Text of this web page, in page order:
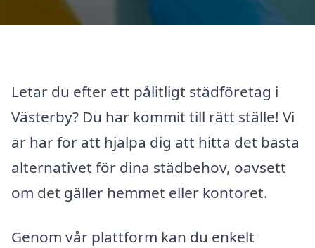
Letar du efter ett pålitligt städföretag i
Västerby? Du har kommit till rätt ställe! Vi
är här för att hjälpa dig att hitta det bästa
alternativet för dina städbehov, oavsett
om det gäller hemmet eller kontoret.
Genom vår plattform kan du enkelt